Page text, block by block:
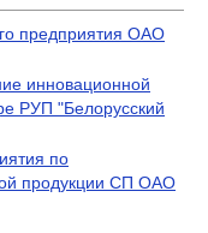
предприятия ОАО
инновационной
РУП "Белорусский
по
продукции СП ОАО